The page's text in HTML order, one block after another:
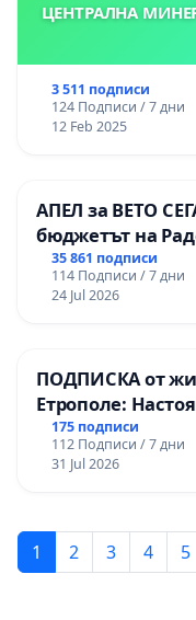
ЦЕНТРАЛНА
3 511 подписи
124 Подписи / 7 дни
12 Feb 2025
АПЕЛ за ВЕТО
бюджетът на
правата ни в
35 861 подписи
114 Подписи / 7 дни
24 Jul 2026
ПОДПИСКА от
Етрополе:
“Елаците-МЕД”
изпълнят
175 подписи
112 Подписи / 7 дни
31 Jul 2026
1 2 3 4 5